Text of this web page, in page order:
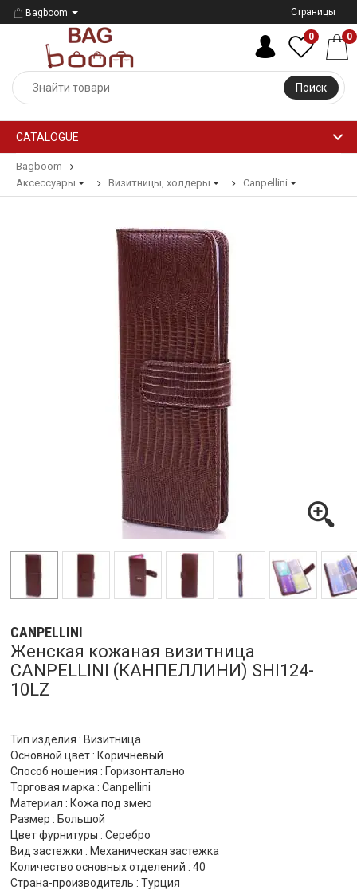
Bagboom Страницы
Поиск
0 0
CATALOGUE
Bagboom
Аксессуары
Визитницы, холдеры Canpellini
CANPELLINI
Женская кожаная визитница
CANPELLINI (КАНПЕЛЛИНИ) SHI124-
10LZ
Тип изделия : Визитница
Основной цвет : Коричневый
Способ ношения : Горизонтально
Торговая марка : Canpellini
Материал : Кожа под змею
Размер : Большой
Цвет фурнитуры : Серебро
Вид застежки : Механическая застежка
Количество основных отделений : 40
Страна-производитель : Турция